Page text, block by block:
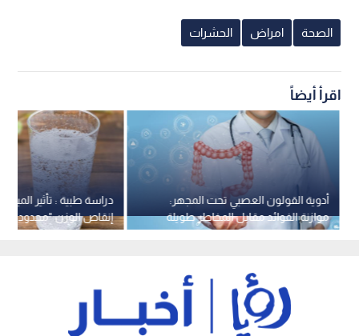
الصحة امراض الحشرات
اقرأ أيضاً
دراسة طبية : تأثير المياه
إنقاص الوزن "محدود
أدوية القولون العصبي تحت المجهر:
موازنة الفوائد مقابل المخاطر طويلة
الأمد